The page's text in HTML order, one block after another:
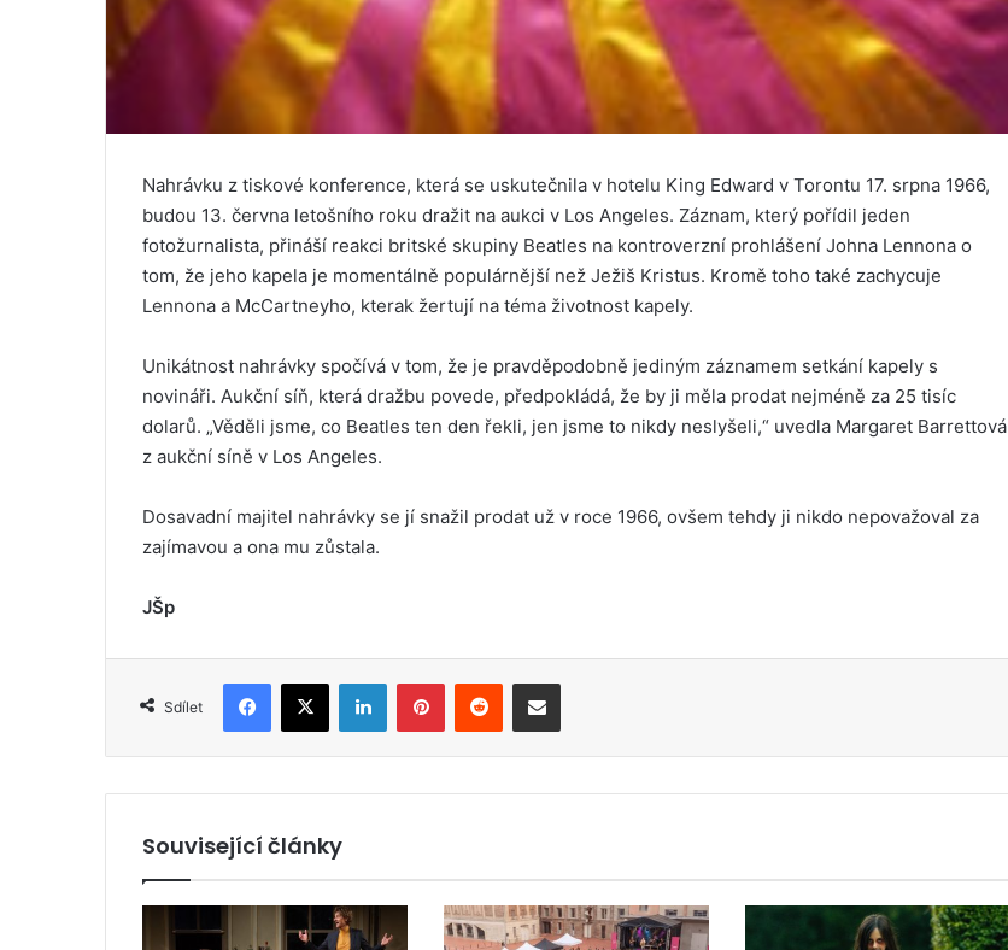
Nahrávku z tiskové konference, která se uskutečnila v hotelu King Edward v Torontu 17. srpna 1966,
budou 13. června letošního roku dražit na aukci v Los Angeles. Záznam, který pořídil jeden
fotožurnalista, přináší reakci britské skupiny Beatles na kontroverzní prohlášení Johna Lennona o
tom, že jeho kapela je momentálně populárnější než Ježiš Kristus. Kromě toho také zachycuje
Lennona a McCartneyho, kterak žertují na téma životnost kapely.
Unikátnost nahrávky spočívá v tom, že je pravděpodobně jediným záznamem setkání kapely s
novináři. Aukční síň, která dražbu povede, předpokládá, že by ji měla prodat nejméně za 25 tisíc
dolarů. „Věděli jsme, co Beatles ten den řekli, jen jsme to nikdy neslyšeli,“ uvedla Margaret Barrettová
z aukční síně v Los Angeles.
Dosavadní majitel nahrávky se jí snažil prodat už v roce 1966, ovšem tehdy ji nikdo nepovažoval za
zajímavou a ona mu zůstala.
JŠp
Sdílet
Související články